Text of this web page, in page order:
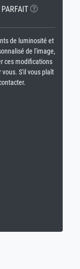
de luminosité et
de l'image,
ces modifications
S'il vous plaît